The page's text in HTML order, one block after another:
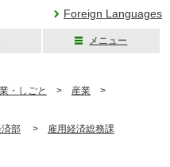
Foreign Languages
メニュー
・しごと > 産業 >
済部 > 雇用経済総務課